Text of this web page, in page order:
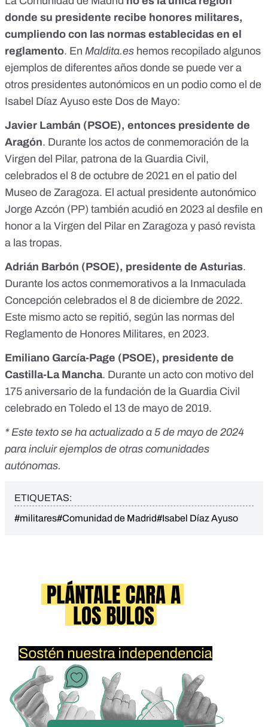
donde su presidente recibe honores militares,
cumpliendo con las normas establecidas en el
reglamento. En Maldita.es hemos recopilado algunos
ejemplos de diferentes años donde se puede ver a
otros presidentes autonómicos en un podio como el de
Isabel Díaz Ayuso este Dos de Mayo:
Javier Lambán (PSOE), entonces presidente de
Aragón. Durante los actos de conmemoración de la
Virgen del Pilar, patrona de la Guardia Civil ,
celebrados el 8 de octubre de 2021 en el patio del
Museo de Zaragoza. El actual presidente autonómico
Jorge Azcón (PP) también acudió en 2023 al desfile en
honor a la Virgen del Pilar en Zaragoza y pasó revista
a las tropas.
Adrián Barbón (PSOE), presidente de Asturias.
Durante los actos conmemorativos a la Inmaculada
Concepción celebrados el 8 de diciembre de 2022.
Este mismo acto se repitió, según las normas del
Reglamento de Honores Militares, en 2023.
Emiliano García-Page (PSOE), presidente de
Castilla-La Mancha. Durante un acto con motivo del
175 aniversario de la fundación de la Guardia Civil
celebrado en Toledo el 13 de mayo de 2019.
* Este texto se ha actualizado a 5 de mayo de 2024
para incluir ejemplos de otras comunidades
autónomas.
ETIQUETAS:
#militares#Comunidad de Madrid#Isabel Díaz Ayuso